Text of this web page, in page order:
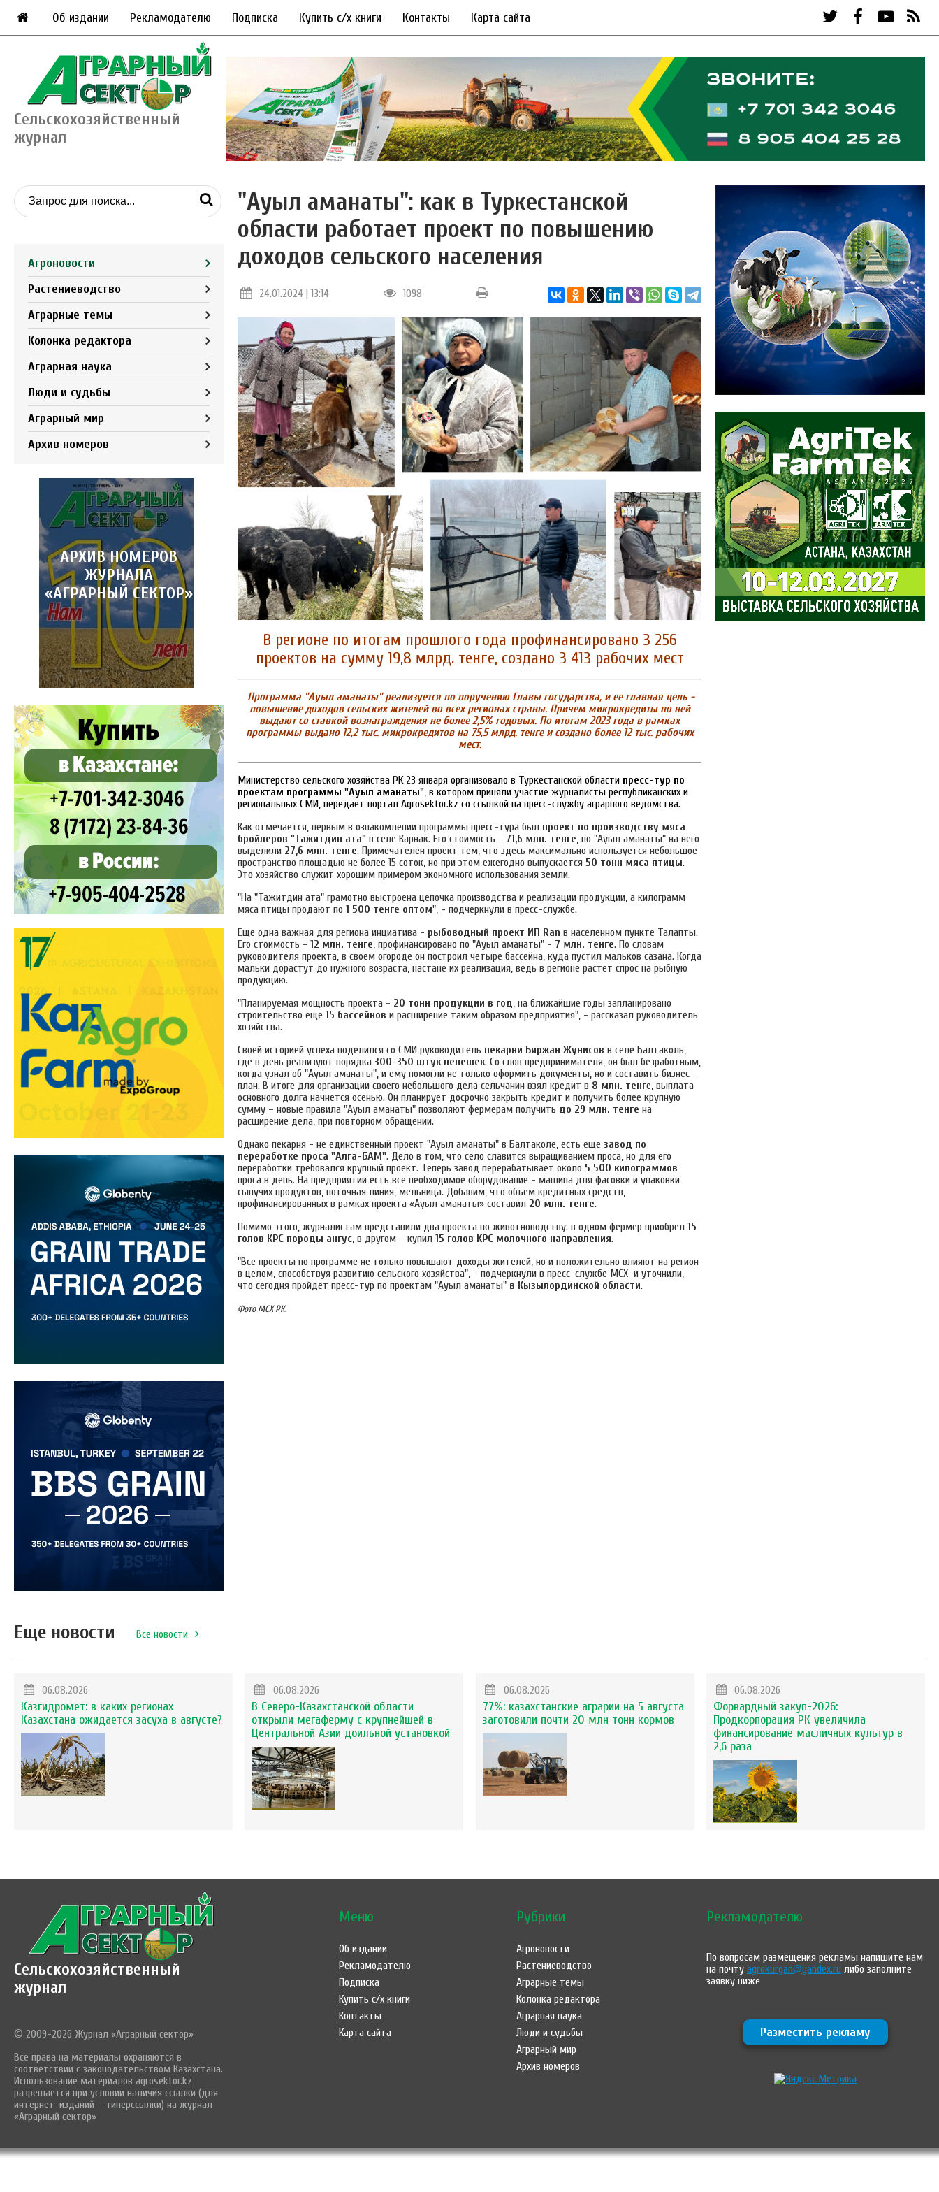
Об издании Рекламодателю Подписка Купить с/х книги Контакты Карта сайта
Сельскохозяйственный
журнал
Агроновости
Растениеводство
Аграрные темы
Колонка редактора
Аграрная наука
Люди и судьбы
Аграрный мир
Архив номеров
АРХИВ НОМЕРОВ
ЖУРНАЛА
«АГРАРНЫЙ СЕКТОР»
"Ауыл аманаты": как в Туркестанской
области работает проект по повышению
доходов сельского населения
24.01.2024 | 13:14 1098
В регионе по итогам прошлого года профинансировано 3 256
проектов на сумму 19,8 млрд. тенге, создано 3 413 рабочих мест
Программа "Ауыл аманаты" реализуется по поручению Главы государства, и ее главная цель -
повышение доходов сельских жителей во всех регионах страны. Причем микрокредиты по ней
выдают со ставкой вознаграждения не более 2,5% годовых. По итогам 2023 года в рамках
программы выдано 12,2 тыс. микрокредитов на 75,5 млрд. тенге и создано более 12 тыс. рабочих
мест.
Министерство сельского хозяйства РК 23 января организовало в Туркестанской области пресс-тур по
проектам программы "Ауыл аманаты", в котором приняли участие журналисты республиканских и
региональных СМИ, передает портал Аgrosektor.kz со ссылкой на пресс-службу аграрного ведомства.
Как отмечается, первым в ознакомлении программы пресс-тура был проект по производству мяса
бройлеров "Тажитдин ата" в селе Карнак. Его стоимость - 71,6 млн. тенге, по "Ауыл аманаты" на него
выделили 27,6 млн. тенге. Примечателен проект тем, что здесь максимально используется небольшое
пространство площадью не более 15 соток, но при этом ежегодно выпускается 50 тонн мяса птицы.
Это хозяйство служит хорошим примером экономного использования земли.
"На "Тажитдин ата" грамотно выстроена цепочка производства и реализации продукции, а килограмм
мяса птицы продают по 1 500 тенге оптом", - подчеркнули в пресс-службе.
Еще одна важная для региона инциатива - рыбоводный проект ИП Ran в населенном пункте Талапты.
Его стоимость - 12 млн. тенге, профинансировано по "Ауыл аманаты" - 7 млн. тенге. По словам
руководителя проекта, в своем огороде он построил четыре бассейна, куда пустил мальков сазана. Когда
мальки дорастут до нужного возраста, настане их реализация, ведь в регионе растет спрос на рыбную
продукцию.
"Планируемая мощность проекта - 20 тонн продукции в год, на ближайшие годы запланировано
строительство еще 15 бассейнов и расширение таким образом предприятия", - рассказал руководитель
хозяйства.
Своей историей успеха поделился со СМИ руководитель пекарни Биржан Жунисов в селе Балтаколь,
где в день реализуют порядка 300-350 штук лепешек. Со слов предпринимателя, он был безработным,
когда узнал об "Ауыл аманаты", и ему помогли не только оформить документы, но и составить бизнес-
план. В итоге для организации своего небольшого дела сельчанин взял кредит в 8 млн. тенге, выплата
основного долга начнется осенью. Он планирует досрочно закрыть кредит и получить более крупную
сумму – новые правила "Ауыл аманаты" позволяют фермерам получить до 29 млн. тенге на
расширение дела, при повторном обращении.
Однако пекарня - не единственный проект "Ауыл аманаты" в Балтаколе, есть еще завод по
переработке проса "Алга-БАМ". Дело в том, что село славится выращиванием проса, но для его
переработки требовался крупный проект. Теперь завод перерабатывает около 5 500 килограммов
проса в день. На предприятии есть все необходимое оборудование - машина для фасовки и упаковки
сыпучих продуктов, поточная линия, мельница. Добавим, что объем кредитных средств,
профинансированных в рамках проекта «Ауыл аманаты» составил 20 млн. тенге.
Помимо этого, журналистам представили два проекта по животноводству: в одном фермер приобрел 15
голов КРС породы ангус, в другом – купил 15 голов КРС молочного направления.
"Все проекты по программе не только повышают доходы жителей, но и положительно влияют на регион
в целом, способствуя развитию сельского хозяйства", - подчеркнули в пресс-службе МСХ и уточнили,
что сегодня пройдет пресс-тур по проектам "Ауыл аманаты" в Кызылординской области.
Фото МСХ РК.
Еще новости Все новости
06.08.2026
Казгидромет: в каких регионах
Казахстана ожидается засуха в августе?
06.08.2026
В Северо-Казахстанской области
открыли мегаферму с крупнейшей в
Центральной Азии доильной установкой
06.08.2026
77%: казахстанские аграрии на 5 августа
заготовили почти 20 млн тонн кормов
06.08.2026
Форвардный закуп-2026:
Продкорпорация РК увеличила
финансирование масличных культур в
2,6 раза
Сельскохозяйственный
журнал
© 2009-2026 Журнал «Аграрный сектор»
Все права на материалы охраняются в
соответствии с законодательством Казахстана.
Использование материалов agrosektor.kz
разрешается при условии наличия ссылки (для
интернет-изданий — гиперссылки) на журнал
«Аграрный сектор»
Меню
Об издании
Рекламодателю
Подписка
Купить с/х книги
Контакты
Карта сайта
Рубрики
Агроновости
Растениеводство
Аграрные темы
Колонка редактора
Аграрная наука
Люди и судьбы
Аграрный мир
Архив номеров
Рекламодателю
По вопросам размещения рекламы напишите нам
на почтуagrokurgan@yandex.ru либо заполните
заявку ниже
Разместить рекламу